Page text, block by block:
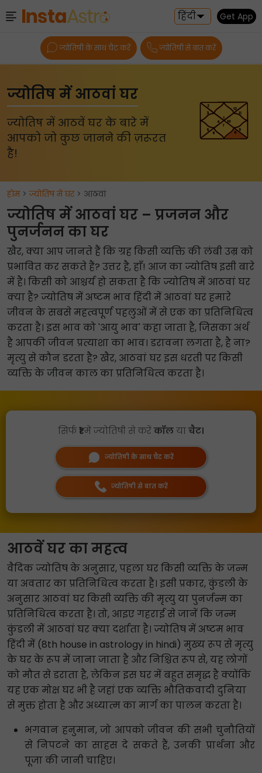
हिंदी Get App
ज्योतिषी के साथ चैट करें ज्योतिषी से बात करें
ज्योतिष में आठवां घर
ज्योतिष में आठवें घर के बारे में
आपको जो कुछ जानने की ज़रूरत
है!
होम>ज्योतिष में घर> आठवां
ज्योतिष में आठवां घर – प्रजनन और
पुनर्जनन का घर
खैर, क्या आप जानते हैं कि ग्रह किसी व्यक्ति की लंबी उम्र को
प्रभावित कर सकते हैं? उत्तर है, हाँ! आज का ज्योतिष इसी बारे
में है। किसी को आश्चर्य हो सकता है कि ज्योतिष में आठवां घर
क्या है? ज्योतिष में अष्टम भाव हिंदी में आठवां घर हमारे
जीवन के सबसे महत्वपूर्ण पहलुओं में से एक का प्रतिनिधित्व
करता है। इस भाव को 'आयु भाव' कहा जाता है, जिसका अर्थ
है आपकी जीवन प्रत्याशा का भाव। डरावना लगता है, है ना?
मृत्यु से कौन डरता है? खैर, आठवां घर इस धरती पर किसी
व्यक्ति के जीवन काल का प्रतिनिधित्व करता है।
सिर्फ₹1में ज्योतिषी से करेंकॉलयाचैट।
ज्योतिषी के साथ चैट करें
ज्योतिषी से बात करें
आठवें घर का महत्व
वैदिक ज्योतिष के अनुसार, पहला घर किसी व्यक्ति के जन्म
या अवतार का प्रतिनिधित्व करता है। इसी प्रकार, कुंडली के
अनुसार आठवां घर किसी व्यक्ति की मृत्यु या पुनर्जन्म का
प्रतिनिधित्व करता है। तो, आइए गहराई से जानें कि जन्म
कुंडली में आठवां घर क्या दर्शाता है। ज्योतिष में अष्टम भाव
हिंदी में (8th house in astrology in hindi) मुख्य रूप से मृत्यु
के घर के रूप में जाना जाता है और निश्चित रूप से, यह लोगों
को मौत से डराता है, लेकिन इस घर में बहुत समृद्ध है क्योंकि
यह एक मोक्ष घर भी है जहां एक व्यक्ति भौतिकवादी दुनिया
से मुक्त होता है और अध्यात्म का मार्ग का पालन करता है।
भगवान हनुमान, जो आपको जीवन की सभी चुनौतियों
से निपटने का साहस दे सकते हैं, उनकी प्रार्थना और
पूजा की जानी चाहिए।